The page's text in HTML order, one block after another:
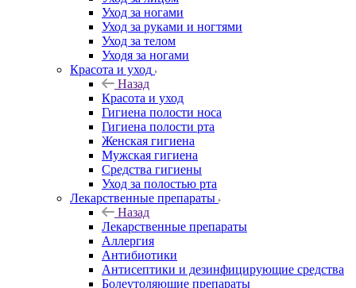
Уход за ногами
Уход за руками и ногтями
Уход за телом
Уходя за ногами
Красота и уход
Назад
Красота и уход
Гигиена полости носа
Гигиена полости рта
Женская гигиена
Мужская гигиена
Средства гигиены
Уход за полостью рта
Лекарственные препараты
Назад
Лекарственные препараты
Аллергия
Антибиотики
Антисептики и дезинфицирующие средства
Болеутоляющие препараты